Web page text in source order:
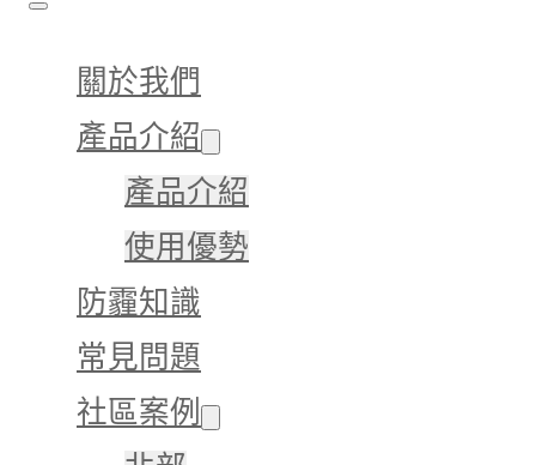
關於我們
產品介紹
產品介紹
使用優勢
防霾知識
常見問題
社區案例